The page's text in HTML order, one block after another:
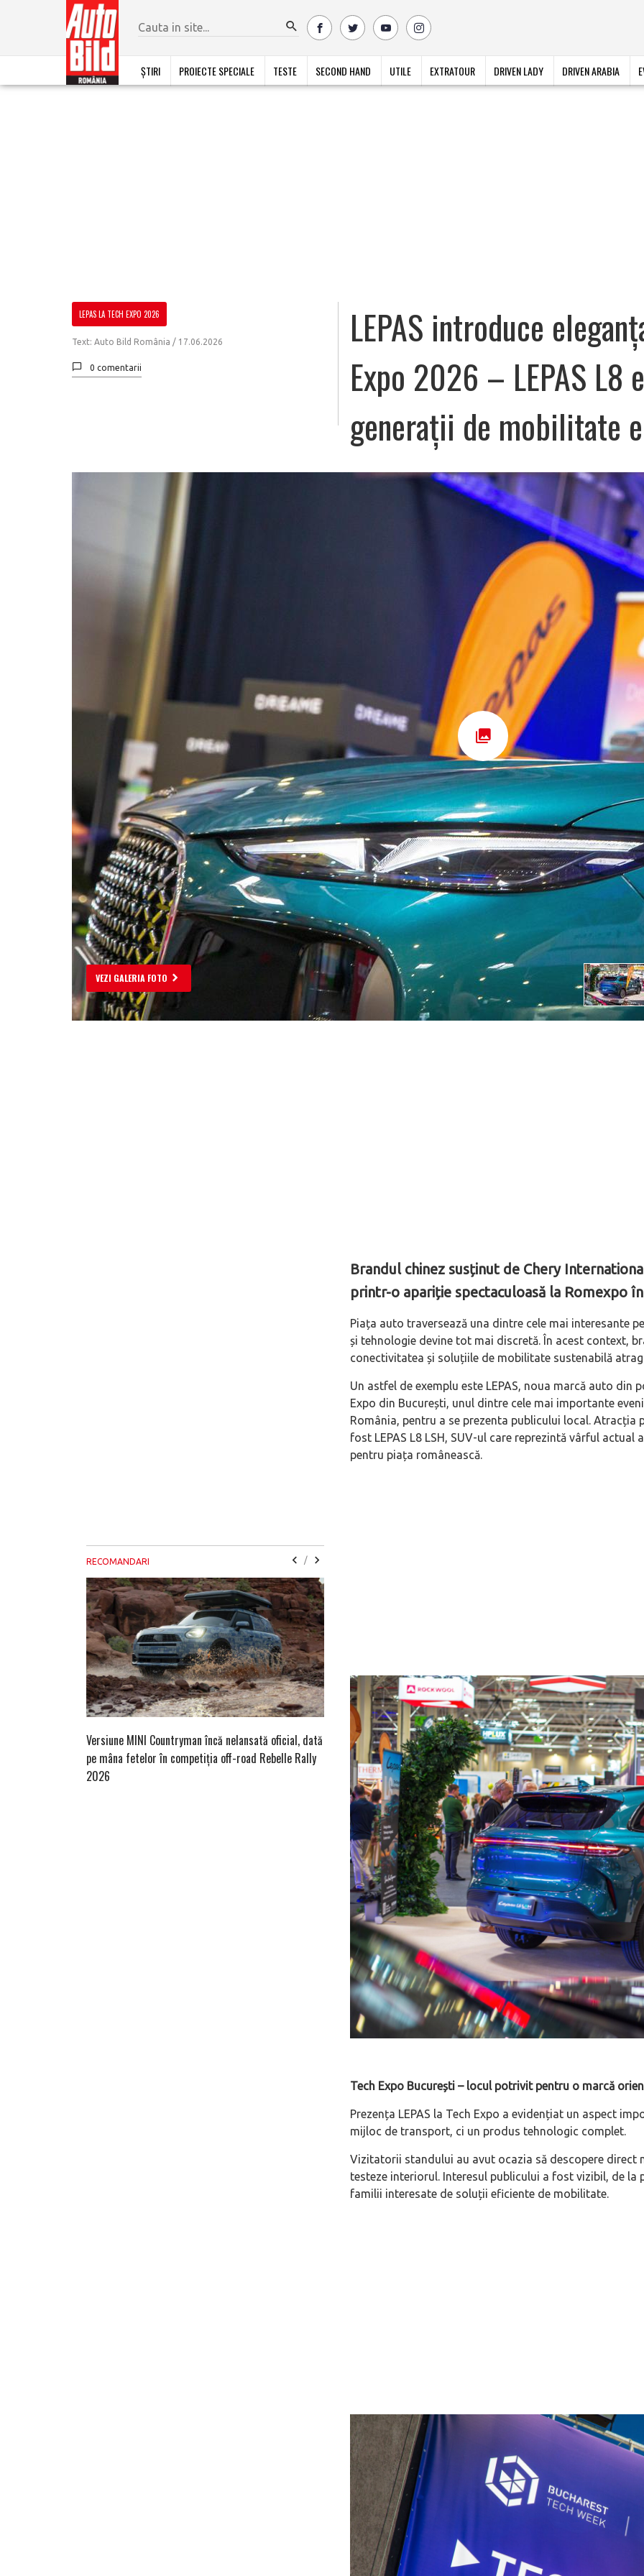
ȘTIRI PROIECTE SPECIALE TESTE SECOND HAND UTILE EXTRATOUR DRIVEN LADY DRIVEN ARABIA
LEPAS LA TECH EXPO 2026
Text: Auto Bild România / 17.06.2026
0 comentarii
LEPAS introduce
Expo 2026 – LEPAS L8
generații de mobilitate
VEZI GALERIA FOTO
Brandul chinez susținut de Chery
printr-o apariție spectaculoasă la Romexpo
Piața auto traversează una dintre cele mai interesante
și tehnologie devine tot mai discretă. În acest context,
conectivitatea și soluțiile de mobilitate sustenabilă
Un astfel de exemplu este LEPAS, noua marcă auto din
Expo din București, unul dintre cele mai importante
România, pentru a se prezenta publicului local.
fost LEPAS L8 LSH, SUV-ul care reprezintă vârful
pentru piața românească.
Tech Expo București – locul potrivit pentru o marcă
Prezența LEPAS la Tech Expo a evidențiat un aspect
mijloc de transport, ci un produs tehnologic complet.
Vizitatorii standului au avut ocazia să descopere direct
testeze interiorul. Interesul publicului a fost vizibil, de
familii interesate de soluții eficiente de mobilitate.
RECOMANDARI /
Versiune MINI Countryman încă nelansată oficial, dată
pe mâna fetelor în competiția off-road Rebelle Rally
2026
Pentru cine știe ceva avioane, numele Hennessey
Blackbird va suna ca un apropo. Unul pertinent, de
Prima sportivă
de noua ediție
60° Hommage